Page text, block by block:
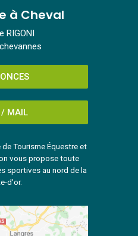
à Cheval
RIGONI
/ MAIL
de Tourisme Équestre et
vous propose toute
sportives au nord de la
d'or.